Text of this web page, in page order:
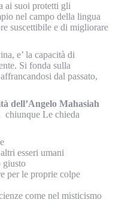
ai suoi protetti gli
nel campo della lingua
suscettibile e di migliorare
e’ la capacità di
Si fonda sulla
dal passato,
dell’Angelo Mahasiah
chiunque Le chieda
esseri umani
giusto
per le proprie colpe
come nel misticismo